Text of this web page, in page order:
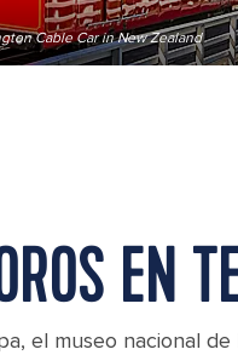
Cable Car in New Zealand
EN
el museo nacional